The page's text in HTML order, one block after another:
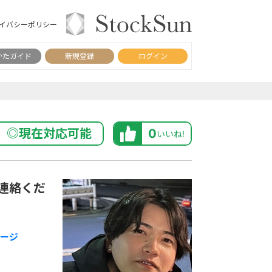
バシーポリシー
たガイド 新規登録 ログイン
◎現在対応可能 0いいね!
絡くだ
ジ